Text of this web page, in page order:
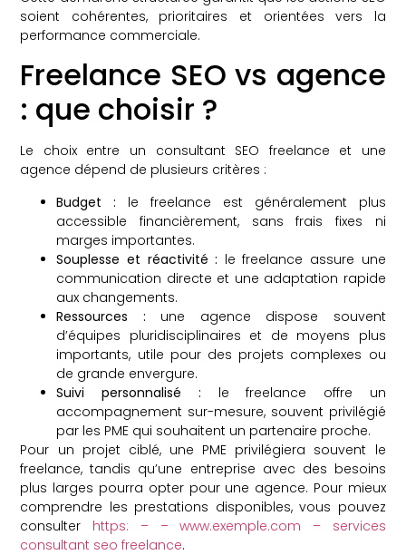
soient cohérentes, prioritaires et orientées vers la
performance commerciale.
Freelance SEO vs agence
: que choisir ?
Le choix entre un consultant SEO freelance et une
agence dépend de plusieurs critères :
Budget : le freelance est généralement plus
accessible financièrement, sans frais fixes ni
marges importantes.
Souplesse et réactivité : le freelance assure une
communication directe et une adaptation rapide
aux changements.
Ressources : une agence dispose souvent
d’équipes pluridisciplinaires et de moyens plus
importants, utile pour des projets complexes ou
de grande envergure.
Suivi personnalisé : le freelance offre un
accompagnement sur-mesure, souvent privilégié
par les PME qui souhaitent un partenaire proche.
Pour un projet ciblé, une PME privilégiera souvent le
freelance, tandis qu’une entreprise avec des besoins
plus larges pourra opter pour une agence. Pour mieux
comprendre les prestations disponibles, vous pouvez
consulter https: – – www.exemple.com – services
consultant seo freelance.